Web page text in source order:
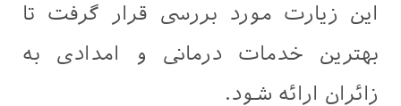
این زیارت مورد بررسی قرار گرفت تا
بهترین خدمات درمانی و امدادی به
زائران ارائه شود.